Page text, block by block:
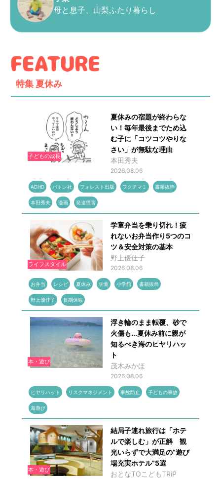
母と息子、山梨ふたり暮らし
特集 夏休み
子どもの成長
夏休みの宿題が終わらな
い！毎年最後までため込
む子に「コツコツやりな
さい」が無駄な理由
本田秀夫
2026.08.06
ADHD バトン社 フォレスト出版 フクチマミ 書籍抜粋
本田秀夫 漫画 発達障害
ライフスタイル
学童弁当を乗り切れ！疲
れないお弁当作り5つのコ
ツ＆安全対策の基本
野上優佳子
2026.08.06
お弁当 レシピ 夏休み 学童 小学館 書籍抜粋
野上優佳子 長期休暇
本・遊び
浮き輪のまま転覆、砂で
火傷も...夏休み前に親が
知るべき海のヒヤリハッ
ト
茂木みかほ
2026.08.06
ヒヤリハット リスクマネジメント 事故防止 子どもの事故
海遊び
本・遊び
結局子連れ旅行は「ホテ
ルで楽しむ」が正解 観
光いらずで大満足の“遊び
場充実ホテル”5選
おとなTOこどもTRiP